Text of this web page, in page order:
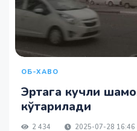
ОБ-ХАВО
Эртага кучли
кўтарилади
2 434 2025-07-28 16:46